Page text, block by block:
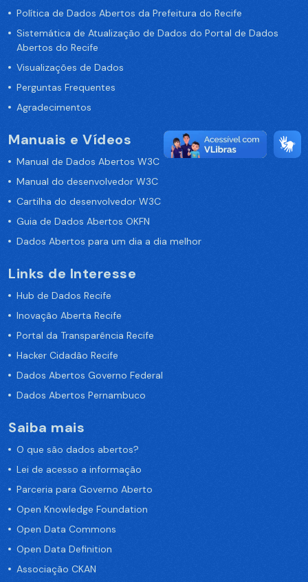
Política de Dados Abertos da Prefeitura do Recife
Sistemática de Atualização de Dados do Portal de Dados
Abertos do Recife
Visualizações de Dados
Perguntas Frequentes
Agradecimentos
Manuais e Vídeos
Manual de Dados Abertos W3C
Manual do desenvolvedor W3C
Cartilha do desenvolvedor W3C
Guia de Dados Abertos OKFN
Dados Abertos para um dia a dia melhor
Links de Interesse
Hub de Dados Recife
Inovação Aberta Recife
Portal da Transparência Recife
Hacker Cidadão Recife
Dados Abertos Governo Federal
Dados Abertos Pernambuco
Saiba mais
O que são dados abertos?
Lei de acesso a informação
Parceria para Governo Aberto
Open Knowledge Foundation
Open Data Commons
Open Data Definition
Associação CKAN